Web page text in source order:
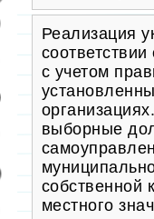
Реализация
с учетом
выборные
собственной
местного